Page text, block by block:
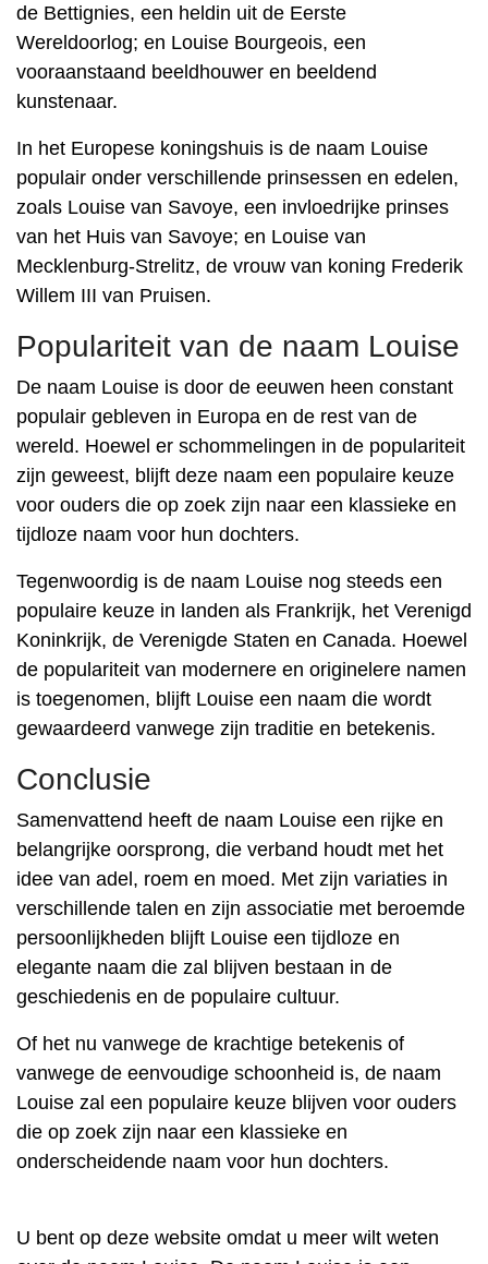
de Bettignies, een heldin uit de Eerste
Wereldoorlog; en Louise Bourgeois, een
vooraanstaand beeldhouwer en beeldend
kunstenaar.
In het Europese koningshuis is de naam Louise
populair onder verschillende prinsessen en edelen,
zoals Louise van Savoye, een invloedrijke prinses
van het Huis van Savoye; en Louise van
Mecklenburg-Strelitz, de vrouw van koning Frederik
Willem III van Pruisen.
Populariteit van de naam Louise
De naam Louise is door de eeuwen heen constant
populair gebleven in Europa en de rest van de
wereld. Hoewel er schommelingen in de populariteit
zijn geweest, blijft deze naam een ​​populaire keuze
voor ouders die op zoek zijn naar een klassieke en
tijdloze naam voor hun dochters.
Tegenwoordig is de naam Louise nog steeds een
populaire keuze in landen als Frankrijk, het Verenigd
Koninkrijk, de Verenigde Staten en Canada. Hoewel
de populariteit van modernere en originelere namen
is toegenomen, blijft Louise een naam die wordt
gewaardeerd vanwege zijn traditie en betekenis.
Conclusie
Samenvattend heeft de naam Louise een rijke en
belangrijke oorsprong, die verband houdt met het
idee van adel, roem en moed. Met zijn variaties in
verschillende talen en zijn associatie met beroemde
persoonlijkheden blijft Louise een tijdloze en
elegante naam die zal blijven bestaan ​​in de
geschiedenis en de populaire cultuur.
Of het nu vanwege de krachtige betekenis of
vanwege de eenvoudige schoonheid is, de naam
Louise zal een populaire keuze blijven voor ouders
die op zoek zijn naar een klassieke en
onderscheidende naam voor hun dochters.
U bent op deze website omdat u meer wilt weten